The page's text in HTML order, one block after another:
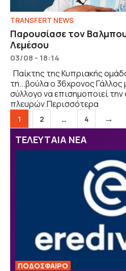
TRANSFERT NEWS
Παρουσίασε τον
Λεμέσου
03/08 - 18:14
Παίκτης της Κυπριακής
τη...βούλα ο 36χρονος Γάλλος
σύλλογο να επισημοποιεί
πλευρών.Περισσότερα
Σελίδα
1 Σελίδα
2 … Σελίδα
4 →
ΤΕΛΕΥΤΑΙΑ ΝΕΑ
ΠΟΔΟΣΦΑΙΡΟ